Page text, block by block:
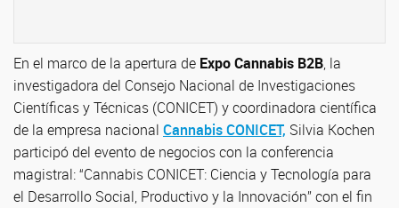
En el marco de la apertura de Expo Cannabis B2B, la
investigadora del Consejo Nacional de Investigaciones
Científicas y Técnicas (CONICET) y coordinadora científica
de la empresa nacional Cannabis CONICET, Silvia Kochen
participó del evento de negocios con la conferencia
magistral: “Cannabis CONICET: Ciencia y Tecnología para
el Desarrollo Social, Productivo y la Innovación” con el fin